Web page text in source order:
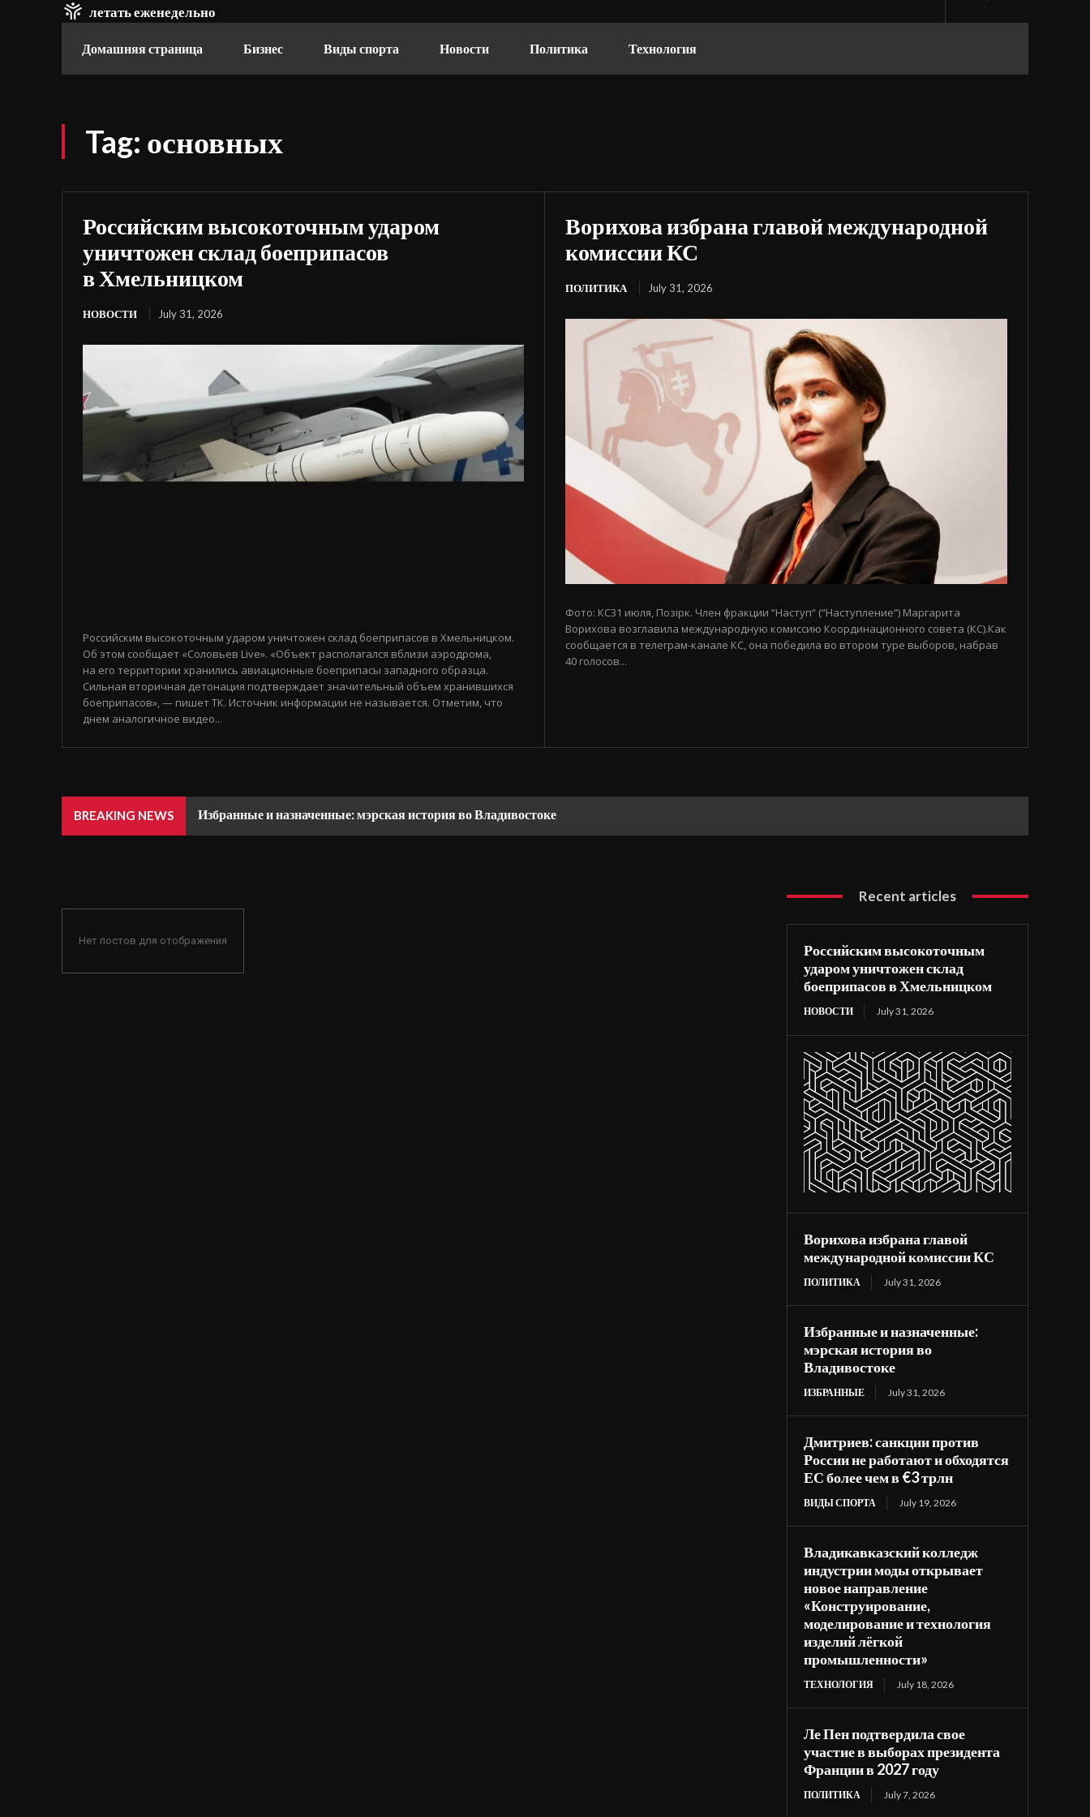
летать еженедельно
Домашняя страница Бизнес Виды спорта Новости Политика Технология
Tag: основных
Российским высокоточным ударом
уничтожен склад боеприпасов
в Хмельницком
НОВОСТИ July 31, 2026
Российским высокоточным ударом уничтожен склад боеприпасов в Хмельницком.
Об этом сообщает «Соловьев Live». «Объект располагался вблизи аэродрома,
на его территории хранились авиационные боеприпасы западного образца.
Сильная вторичная детонация подтверждает значительный объем хранившихся
боеприпасов», — пишет ТК. Источник информации не называется. Отметим, что
днем аналогичное видео...
Ворихова избрана главой международной
комиссии КС
ПОЛИТИКА July 31, 2026
Фото: КС31 июля, Позірк. Член фракции “Наступ“ (“Наступление“) Маргарита
Ворихова возглавила международную комиссию Координационного совета (КС).Как
сообщается в телеграм-канале КС, она победила во втором туре выборов, набрав
40 голосов...
BREAKING NEWS Избранные и назначенные: мэрская история во Владивостоке
Нет постов для отображения
Recent articles
Российским высокоточным
ударом уничтожен склад
боеприпасов в Хмельницком
НОВОСТИ July 31, 2026
Ворихова избрана главой
международной комиссии КС
ПОЛИТИКА July 31, 2026
Избранные и назначенные:
мэрская история во
Владивостоке
ИЗБРАННЫЕ July 31, 2026
Дмитриев: санкции против
России не работают и обходятся
ЕС более чем в €3 трлн
ВИДЫ СПОРТА July 19, 2026
Владикавказский колледж
индустрии моды открывает
новое направление
«Конструирование,
моделирование и технология
изделий лёгкой
промышленности»
ТЕХНОЛОГИЯ July 18, 2026
Ле Пен подтвердила свое
участие в выборах президента
Франции в 2027 году
ПОЛИТИКА July 7, 2026